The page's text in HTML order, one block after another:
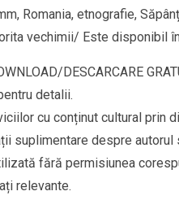
Romania, etnografie,
vechimii/ Este disponibil
DESCARCARE
detalii.
cu conținut cultural prin
suplimentare despre
fără permisiunea
relevante.